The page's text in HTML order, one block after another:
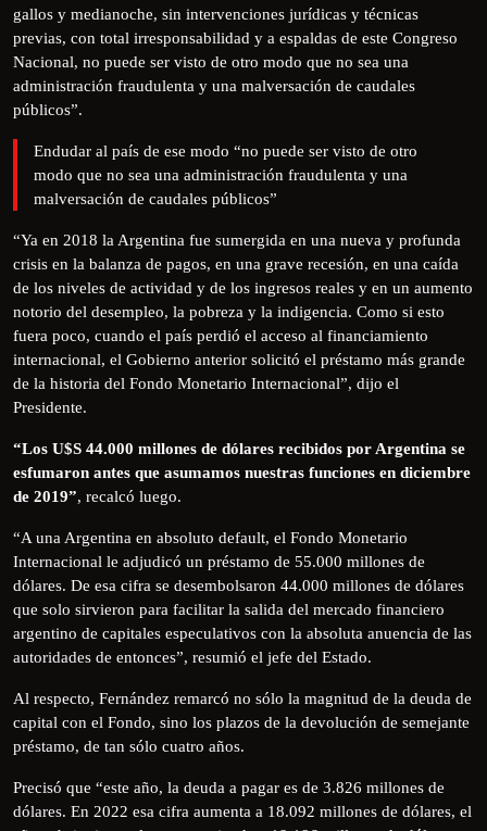
gallos y medianoche, sin intervenciones jurídicas y técnicas
previas, con total irresponsabilidad y a espaldas de este Congreso
Nacional, no puede ser visto de otro modo que no sea una
administración fraudulenta y una malversación de caudales
públicos”.
Endudar al país de ese modo “no puede ser visto de otro
modo que no sea una administración fraudulenta y una
malversación de caudales públicos”
“Ya en 2018 la Argentina fue sumergida en una nueva y profunda
crisis en la balanza de pagos, en una grave recesión, en una caída
de los niveles de actividad y de los ingresos reales y en un aumento
notorio del desempleo, la pobreza y la indigencia. Como si esto
fuera poco, cuando el país perdió el acceso al financiamiento
internacional, el Gobierno anterior solicitó el préstamo más grande
de la historia del Fondo Monetario Internacional”, dijo el
Presidente.
“Los U$S 44.000 millones de dólares recibidos por Argentina se
esfumaron antes que asumamos nuestras funciones en diciembre
de 2019”, recalcó luego.
“A una Argentina en absoluto default, el Fondo Monetario
Internacional le adjudicó un préstamo de 55.000 millones de
dólares. De esa cifra se desembolsaron 44.000 millones de dólares
que solo sirvieron para facilitar la salida del mercado financiero
argentino de capitales especulativos con la absoluta anuencia de las
autoridades de entonces”, resumió el jefe del Estado.
Al respecto, Fernández remarcó no sólo la magnitud de la deuda de
capital con el Fondo, sino los plazos de la devolución de semejante
préstamo, de tan sólo cuatro años.
Precisó que “este año, la deuda a pagar es de 3.826 millones de
dólares. En 2022 esa cifra aumenta a 18.092 millones de dólares, el